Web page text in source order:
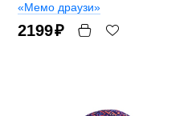
«Мемо драузи»
2199₽